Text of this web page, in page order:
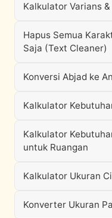
Kalkulator Varians
Hapus Semua
Saja (Text Cleaner)
Konversi Abjad ke
Kalkulator
Kalkulator
untuk Ruangan
Kalkulator Ukuran
Konverter Ukuran